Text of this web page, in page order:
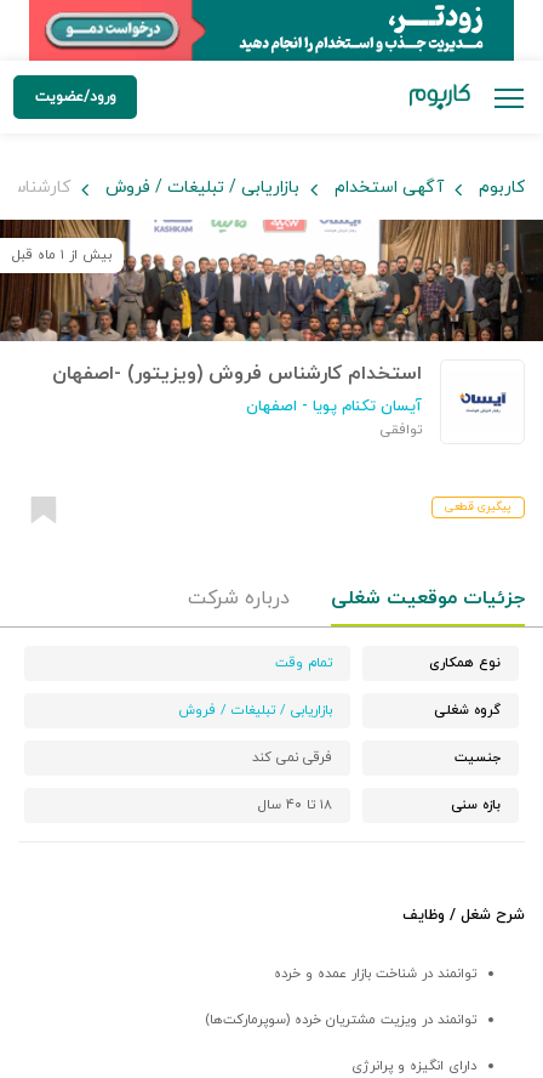
ورود/عضویت
کاربوم آگهی استخدام بازاریابی / تبلیغات / فروش کارشناس
بیش از ۱ ماه قبل
استخدام کارشناس فروش (ویزیتور) -اصفهان
آیسان تکنام پویا - اصفهان
توافقی
پیگیری قطعی
جزئیات موقعیت شغلی درباره شرکت
نوع همکاری تمام وقت
گروه شغلی بازاریابی / تبلیغات / فروش
جنسیت فرقی نمی کند
بازه سنی ۱۸ تا ۴۰ سال
شرح شغل / وظایف
توانمند در شناخت بازار عمده و خرده
توانمند در ویزیت مشتریان خرده (سوپرمارکت‌ها)
دارای انگیزه و پرانرژی